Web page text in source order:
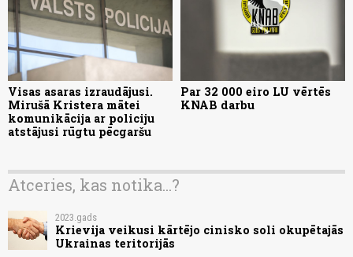
Visas asaras izraudājusi.
Mirušā Kristera mātei
komunikācija ar policiju
atstājusi rūgtu pēcgaršu
Par 32 000 eiro LU vērtēs
KNAB darbu
Atceries, kas notika...?
2023.gads
Krievija veikusi kārtējo cinisko soli okupētajās
Ukrainas teritorijās